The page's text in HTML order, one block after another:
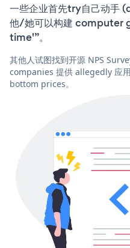
一些企业首先try自己动手
他/她可以构建 computer
time'”。
其他人试图找到开源 NPS
companies 提供 allegedly 应
bottom prices。